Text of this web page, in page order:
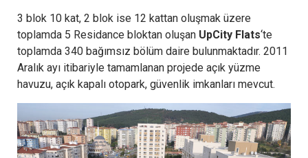
3 blok 10 kat, 2 blok ise 12 kattan oluşmak üzere
toplamda 5 Residance bloktan oluşan UpCity Flats‘te
toplamda 340 bağımsız bölüm daire bulunmaktadır. 2011
Aralık ayı itibariyle tamamlanan projede açık yüzme
havuzu, açık kapalı otopark, güvenlik imkanları mevcut.